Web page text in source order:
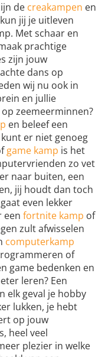
de creakampen en
jij je uitleven
Met schaar en
prachtige
zijn jouw
dans op
wij nu ook in
en jullie
zeemeerminnen?
en beleef een
er niet genoeg
game kamp is het
zo vet
naar buiten, een
jij houdt dan toch
even lekker
een fortnite kamp of
zult afwisselen
computerkamp
of
game bedenken en
leren? Een
elk geval je hobby
lukken, je hebt
op jouw
heel veel
plezier in welke